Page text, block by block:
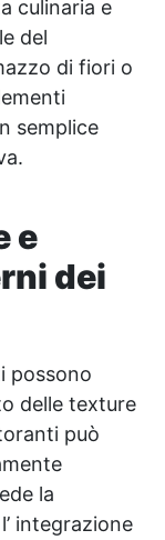
culinaria e
del
di fiori o
semplice
e
dei
possono
delle texture
può
la
integrazione